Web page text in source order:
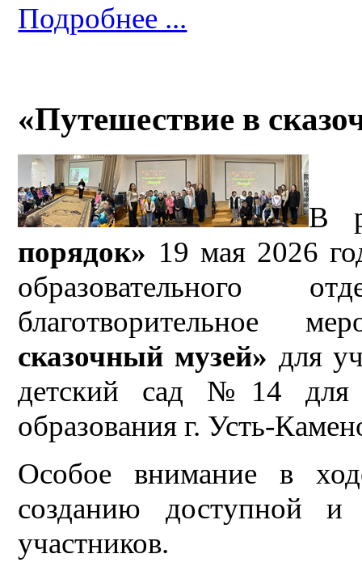
Подробнее ...
«Путешествие в
В
порядок» 19 мая 2026
образовательного
благотворительное
сказочный музей» для
детский сад №14 для
образования г. Усть-
Особое внимание в
созданию доступной
участников.